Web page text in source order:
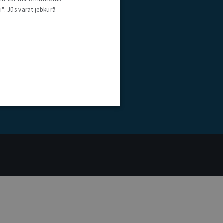
Jūs varat jebkurā